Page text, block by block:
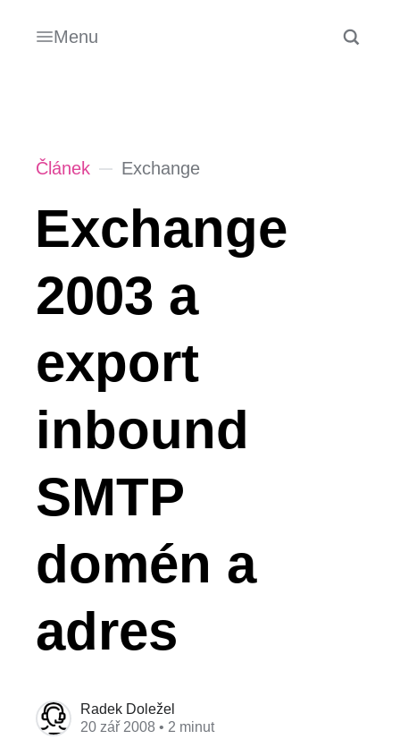
Menu
Článek Exchange
Exchange
2003 a
export
inbound
SMTP
domén a
adres
Radek Doležel
20 zář 2008 • 2 minut